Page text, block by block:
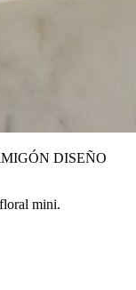
DISEÑO
mini.